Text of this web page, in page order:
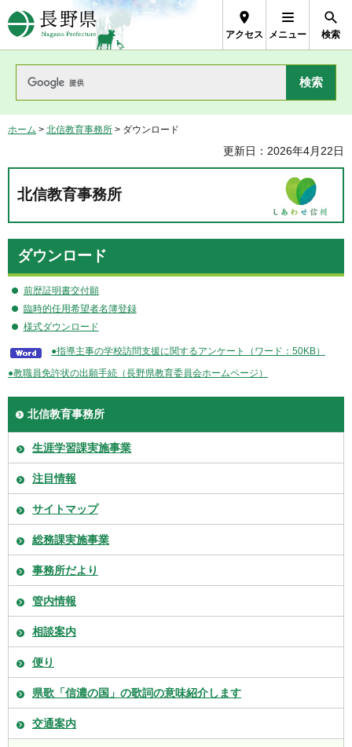
長野県Nagano Prefecture
アクセス メニュー 検索
ホーム > 北信教育事務所 > ダウンロード
更新日：2026年4月22日
北信教育事務所
ダウンロード
前歴証明書交付願
臨時的任用希望者名簿登録
様式ダウンロード
●指導主事の学校訪問支援に関するアンケート（ワード：50KB）
●教職員免許状の出願手続（長野県教育委員会ホームページ）
北信教育事務所
生涯学習課実施事業
注目情報
サイトマップ
総務課実施事業
事務所だより
管内情報
相談案内
便り
県歌「信濃の国」の歌詞の意味紹介します
交通案内